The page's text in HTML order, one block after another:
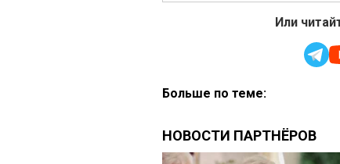
Или
Больше по теме: